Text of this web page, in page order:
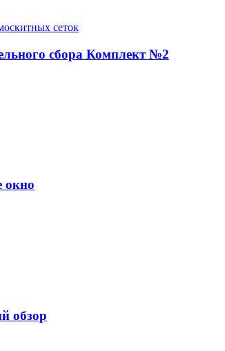
сеток
сбора Комплект №2
окно
обзор